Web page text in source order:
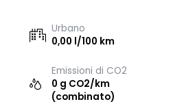
Urbano
0,00 l/100 km
Emissioni di CO2
0 g CO2/km
(combinato)